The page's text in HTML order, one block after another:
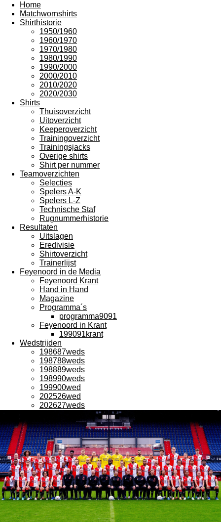
Home
Matchwornshirts
Shirthistorie
1950/1960
1960/1970
1970/1980
1980/1990
1990/2000
2000/2010
2010/2020
2020/2030
Shirts
Thuisoverzicht
Uitoverzicht
Keeperoverzicht
Trainingoverzicht
Trainingsjacks
Overige shirts
Shirt per nummer
Teamoverzichten
Selecties
Spelers A-K
Spelers L-Z
Technische Staf
Rugnummerhistorie
Resultaten
Uitslagen
Eredivisie
Shirtoverzicht
Trainerlijst
Feyenoord in de Media
Feyenoord Krant
Hand in Hand
Magazine
Programma´s
programma9091
Feyenoord in Krant
199091krant
Wedstrijden
198687weds
198788weds
198889weds
198990weds
199900wed
202526wed
202627weds